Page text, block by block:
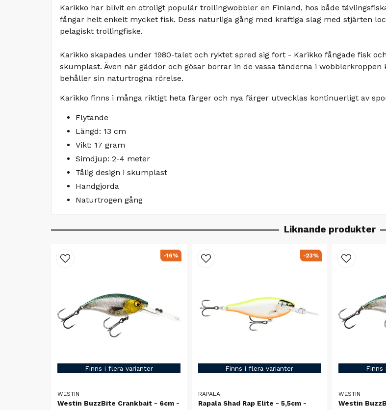
Karikko har blivit en otroligt populär trollingwobbler en Finland, hos både
fångar helt enkelt mycket fisk. Dess naturliga gång med kraftiga slag med stjärten
pelagiskt trollingfiske.
Karikko skapades under 1980-talet och ryktet spred sig fort - Karikko fångade fisk
skumplast. Även när gäddor och gösar borrar in de vassa tänderna i
behåller sin naturtrogna rörelse.
Karikko finns i många riktigt heta färger och nya färger utvecklas kontinuerligt av
Flytande
Längd: 13 cm
Vikt: 17 gram
Simdjup: 2-4 meter
Tålig design i skumplast
Handgjorda
Naturtrogen gång
Liknande produkter
Finns i flera varianter
WESTIN
Westin BuzzBite Crankbait - 6cm -
-16%
Finns i flera varianter
RAPALA
Rapala Shad Rap Elite - 5,5cm -
-23%
Finns
WESTIN
Westin